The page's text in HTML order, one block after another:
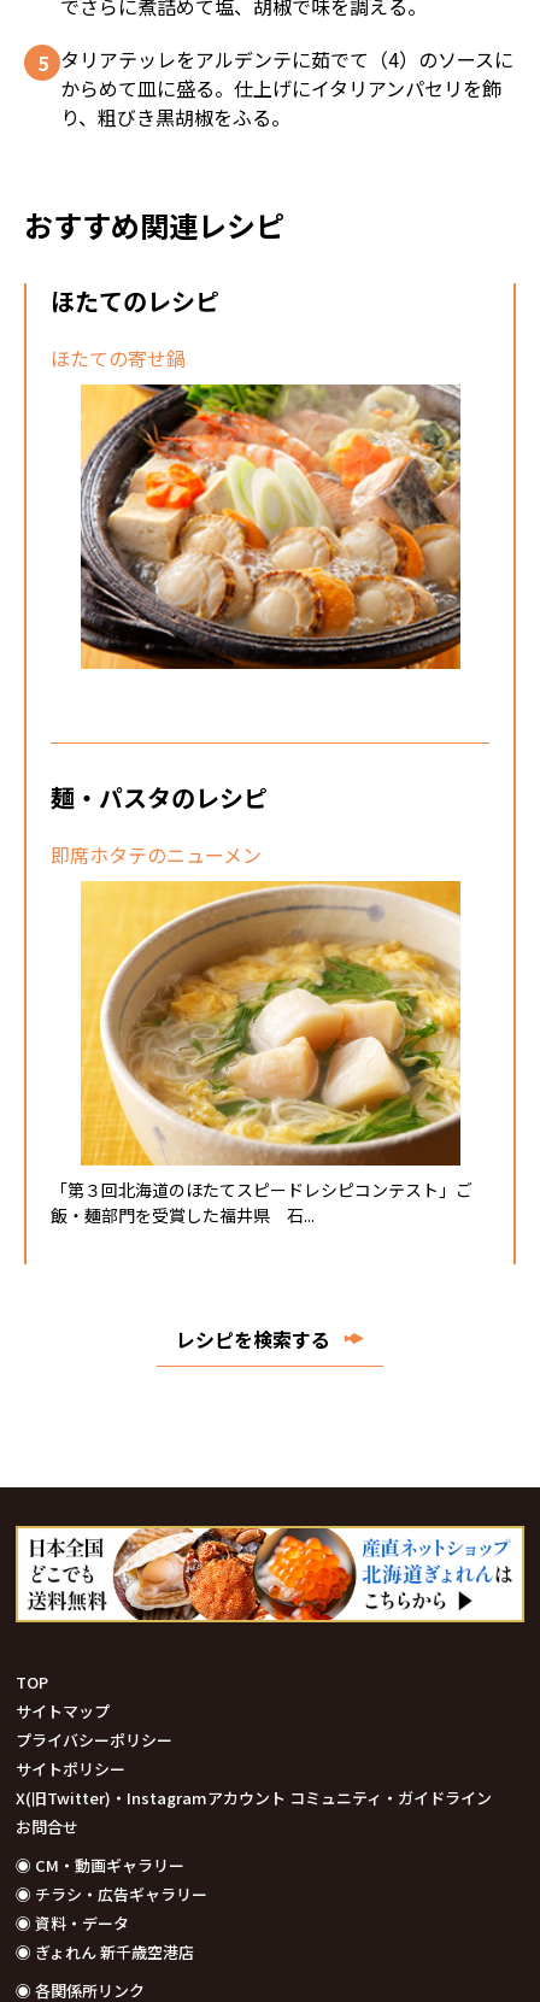
でさらに煮詰めて塩、胡椒で味を調える。
タリアテッレをアルデンテに茹でて（4）のソースに
からめて皿に盛る。仕上げにイタリアンパセリを飾
り、粗びき黒胡椒をふる。
おすすめ関連レシピ
ほたてのレシピ
ほたての寄せ鍋
麺・パスタのレシピ
即席ホタテのニューメン
「第３回北海道のほたてスピードレシピコンテスト」ご
飯・麺部門を受賞した福井県 石...
レシピを検索する
TOP
サイトマップ
プライバシーポリシー
サイトポリシー
X(旧Twitter)・Instagramアカウント コミュニティ・ガイドライン
お問合せ
◉ CM・動画ギャラリー
◉ チラシ・広告ギャラリー
◉ 資料・データ
◉ ぎょれん 新千歳空港店
◉ 各関係所リンク